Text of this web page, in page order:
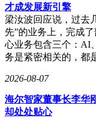
产业高质量发展提供
才成发展新引擎
梁汝波回应说，过去
先”的业务上，完成
心业务包含三个：AI
务是紧密相关的，都
2026-08-07
海尔智家董事长李华
却处处贴心